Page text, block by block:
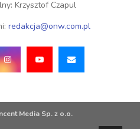
Krzysztof Czapul
redakcja@onw.com.pl
Media Sp. z o.o.